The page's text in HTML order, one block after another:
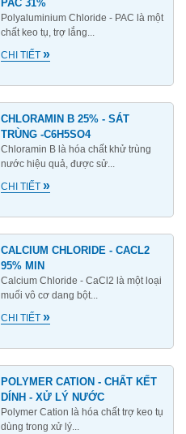
PAC 31%
Polyaluminium Chloride - PAC là một
chất keo tụ, trợ lắng...
CHI TIẾT»
CHLORAMIN B 25% - SÁT
TRÙNG -C6H5SO4
Chloramin B là hóa chất khử trùng
nước hiệu quả, được sử...
CHI TIẾT»
CALCIUM CHLORIDE - CACL2
95% MIN
Calcium Chloride - CaCl2 là một loại
muối vô cơ dang bột...
CHI TIẾT»
POLYMER CATION - CHẤT KẾT
DÍNH - XỬ LÝ NƯỚC
Polymer Cation là hóa chất trợ keo tụ
dùng trong xử lý...